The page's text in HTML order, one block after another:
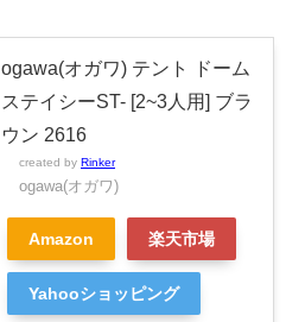
ogawa(オガワ) テント ドーム
ステイシーST- [2~3人用] ブラ
ウン 2616
created by Rinker
ogawa(オガワ)
Amazon 楽天市場
Yahooショッピング